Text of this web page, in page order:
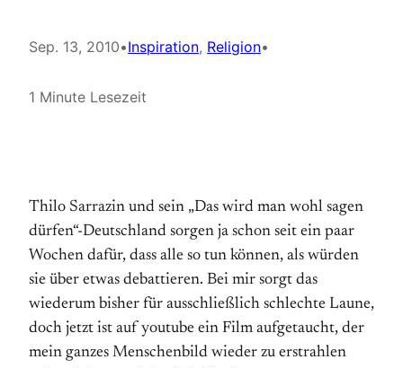
Sep. 13, 2010•Inspiration, Religion•
1 Minute Lesezeit
Thilo Sarrazin und sein „Das wird man wohl sagen
dürfen“-Deutschland sorgen ja schon seit ein paar
Wochen dafür, dass alle so tun können, als würden
sie über etwas debattieren. Bei mir sorgt das
wiederum bisher für ausschließlich schlechte Laune,
doch jetzt ist auf youtube ein Film aufgetaucht, der
mein ganzes Menschenbild wieder zu erstrahlen